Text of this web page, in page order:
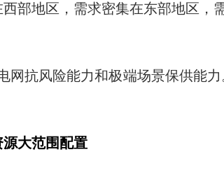
部地区，需求密集在东部地区，
网抗风险能力和极端场景保供能力
大范围配置